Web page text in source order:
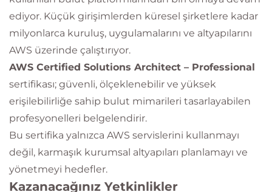
ediyor. Küçük girişimlerden küresel şirketlere kadar
milyonlarca kuruluş, uygulamalarını ve altyapılarını
AWS üzerinde çalıştırıyor.
AWS Certified Solutions Architect – Professional
sertifikası; güvenli, ölçeklenebilir ve yüksek
erişilebilirliğe sahip bulut mimarileri tasarlayabilen
profesyonelleri belgelendirir.
Bu sertifika yalnızca AWS servislerini kullanmayı
değil, karmaşık kurumsal altyapıları planlamayı ve
yönetmeyi hedefler.
Kazanacağınız Yetkinlikler